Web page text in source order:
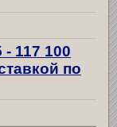
- 117 100
по